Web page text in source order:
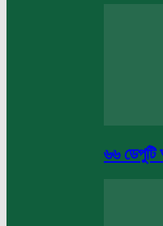
৬৬ ডেপুটি